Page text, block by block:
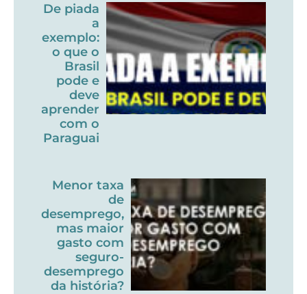
De piada
a
exemplo:
o que o
Brasil
pode e
deve
aprender
com o
Paraguai
Menor taxa
de
desemprego,
mas maior
gasto com
seguro-
desemprego
da história?